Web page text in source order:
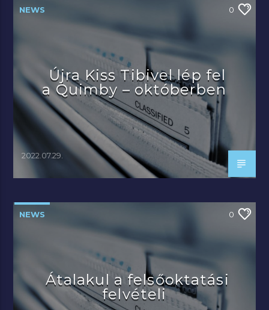
NEWS 0
Újra Kiss Tibivel lép fel
a Quimby – októberben
2022.07.29.
NEWS 0
Átalakul a felsőoktatási
felvételi